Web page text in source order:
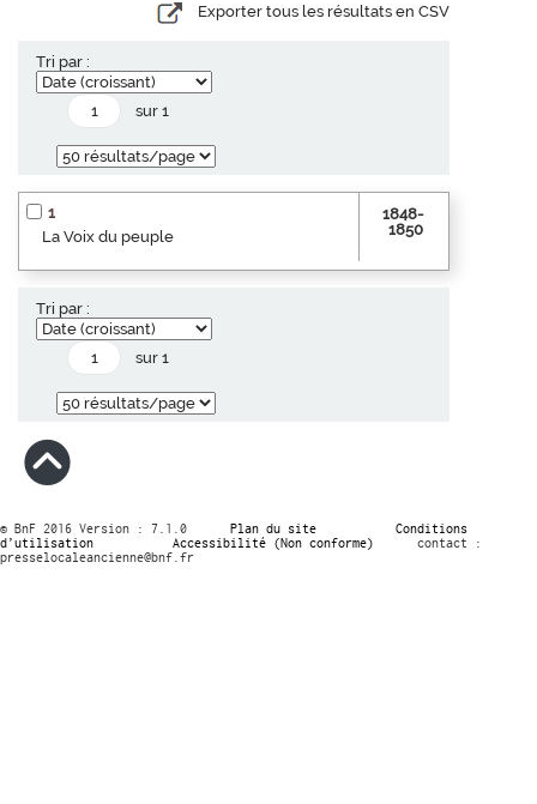
Exporter tous les résultats en CSV
Tri par :
sur 1
1
La Voix du peuple
1848-
1850
Tri par :
sur 1
© BnF 2016 Version : 7.1.0 Plan du site
Conditions
d’utilisation
Accessibilité (Non conforme)
contact :
presselocaleancienne@bnf.fr